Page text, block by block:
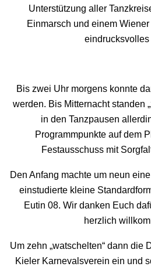
Unterstützung aller
Einmarsch und einem
Bis zwei Uhr morgens konnte
werden. Bis Mitternacht standen
in den Tanzpausen
Programmpunkte auf dem
Festausschuss mit
Den Anfang machte um neun
einstudierte kleine
Eutin 08. Wir danken Euch
herzlich
Um zehn „watschelten“ dann die
Kieler Karnevalsverein ein und